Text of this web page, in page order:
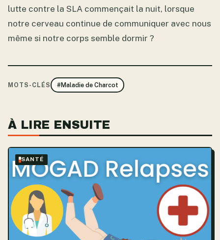
lutte contre la SLA commençait la nuit, lorsque
notre cerveau continue de communiquer avec nous
même si notre corps semble dormir ?
MOTS-CLÉS #Maladie de Charcot
À LIRE ENSUITE
SANTÉ